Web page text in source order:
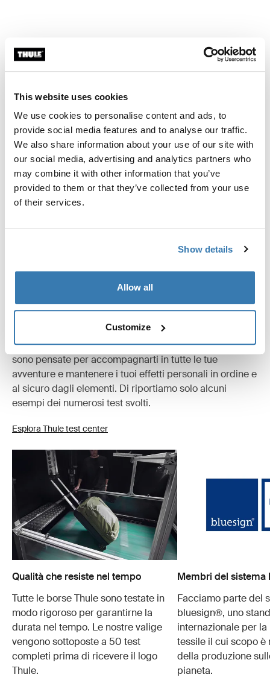
This website uses cookies
We use cookies to personalise content and ads, to
provide social media features and to analyse our traffic.
We also share information about your use of our site with
our social media, advertising and analytics partners who
may combine it with other information that you’ve
provided to them or that they’ve collected from your use
of their services.
Show details
Allow all
Customize
Collaudato fino al limite
Presso il Thule Test Center™ di Hillerstorp, in Svezia, i
prodotti sono sottoposti a test estremi. Le nostre borse
sono pensate per accompagnarti in tutte le tue
avventure e mantenere i tuoi effetti personali in ordine e
al sicuro dagli elementi. Di riportiamo solo alcuni
esempi dei numerosi test svolti.
Esplora Thule test center
Qualità che resiste nel tempo
Tutte le borse Thule sono testate in
modo rigoroso per garantirne la
durata nel tempo. Le nostre valige
vengono sottoposte a 50 test
completi prima di ricevere il logo
Thule.
Membri del sistema
Facciamo parte del
bluesign®, uno
internazionale per
tessile il cui scopo
della produzione
pianeta.